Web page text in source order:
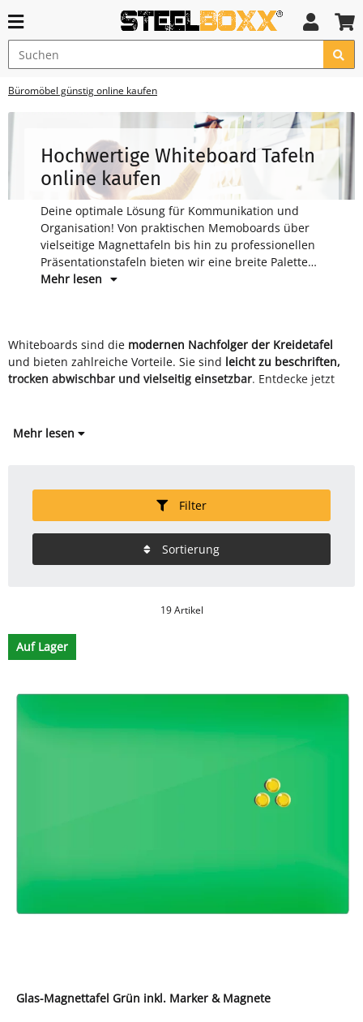
Büromöbel günstig online kaufen
Hochwertige Whiteboard Tafeln
online kaufen
Deine optimale Lösung für Kommunikation und
Organisation! Von praktischen Memoboards über
vielseitige Magnettafeln bis hin zu professionellen
Präsentationstafeln bieten wir eine breite Palette
an Optionen.
Mehr lesen
Whiteboards sind die modernen Nachfolger der Kreidetafel
und bieten zahlreiche Vorteile. Sie sind leicht zu beschriften,
trocken abwischbar und vielseitig einsetzbar. Entdecke jetzt
Mehr lesen
Filter
Sortierung
19 Artikel
Auf Lager
Glas-Magnettafel Grün inkl. Marker & Magnete